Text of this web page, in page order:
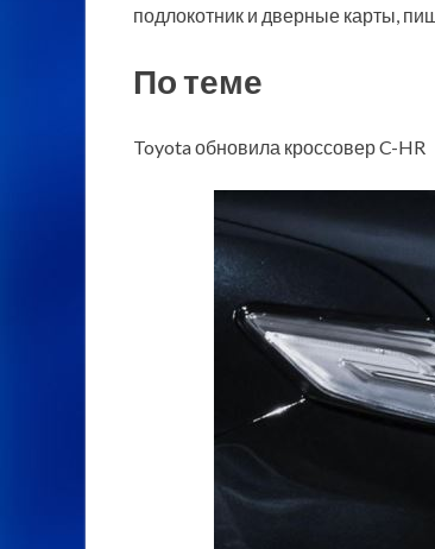
подлокотник и дверные карты,
По теме
Toyota обновила кроссовер C-HR